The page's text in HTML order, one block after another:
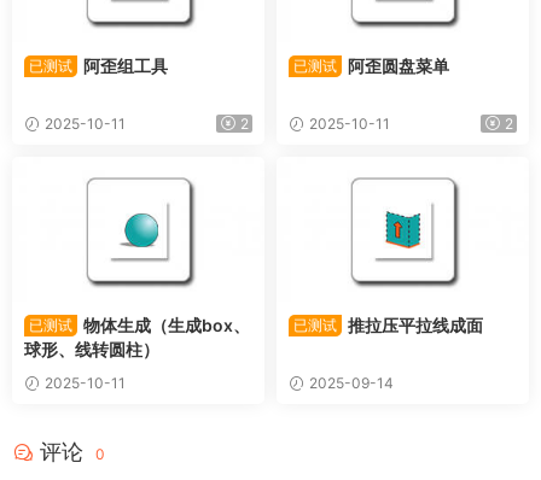
已测试 阿歪组工具
2025-10-11 2
已测试 阿歪圆盘菜单
2025-10-11 2
已测试 物体生成（生成box、
球形、线转圆柱）
2025-10-11
已测试 推拉压平拉线成面
2025-09-14
评论 0